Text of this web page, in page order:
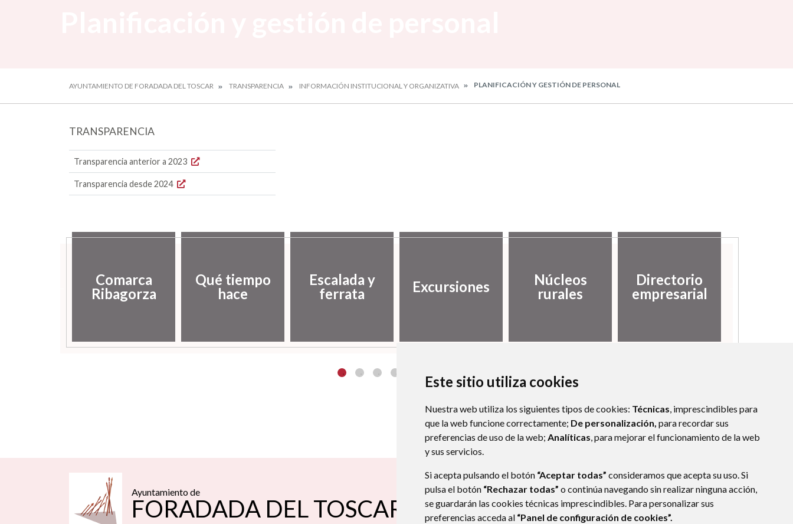
Este sitio utiliza cookies
Nuestra web utiliza los siguientes tipos de cookies: Técnicas, imprescindibles para
que la web funcione correctamente; De personalización, para recordar sus
preferencias de uso de la web; Analíticas, para mejorar el funcionamiento de la web
y sus servicios.
Si acepta pulsando el botón “Aceptar todas” consideramos que acepta su uso. Si
pulsa el botón “Rechazar todas” o continúa navegando sin realizar ninguna acción,
se guardarán las cookies técnicas imprescindibles. Para personalizar sus
preferencias acceda al “Panel de configuración de cookies”.
AYUNTAMIENTO DE FORADADA DEL TOSCAR TRANSPARENCIA INFORMACIÓN INSTITUCIONAL Y ORGANIZATIVA PLANIFICACIÓN Y GESTIÓN DE PERSONAL
TRANSPARENCIA
Transparencia anterior a 2023
Transparencia desde 2024
Comarca
Ribagorza
Qué tiempo
hace
Escalada y
ferrata
Excursiones
Núcleos
rurales
Directorio
empresarial
Ayuntamiento de
FORADADA DEL TOSCAR